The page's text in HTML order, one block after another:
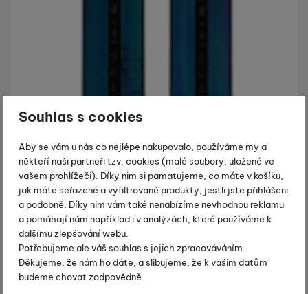
Souhlas s cookies
Aby se vám u nás co nejlépe nakupovalo, používáme my a
někteří naši partneři tzv. cookies (malé soubory, uložené ve
vašem prohlížeči). Díky nim si pamatujeme, co máte v košíku,
jak máte seřazené a vyfiltrované produkty, jestli jste přihlášeni
a podobně. Díky nim vám také nenabízíme nevhodnou reklamu
a pomáhají nám například i v analýzách, které používáme k
dalšímu zlepšování webu.
Potřebujeme ale váš souhlas s jejich zpracováváním.
Děkujeme, že nám ho dáte, a slibujeme, že k vašim datům
budeme chovat zodpovědně.